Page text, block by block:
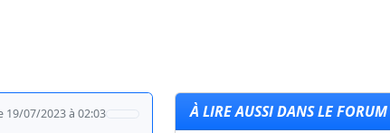
19/07/2023 à 02:03 À LIRE AUSSI DANS LE